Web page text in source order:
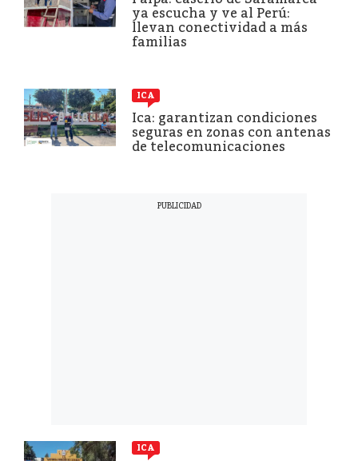
ya escucha y ve al Perú:
llevan conectividad a más
familias
ICA
Ica: garantizan condiciones
seguras en zonas con antenas
de telecomunicaciones
ICA